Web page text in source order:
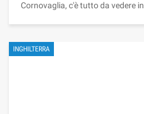
Cornovaglia, c'è tutto da vedere
INGHILTERRA